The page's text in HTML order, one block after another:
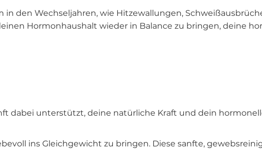
den Wechseljahren, wie Hitzewallungen,
Hormonhaushalt wieder in Balance zu bringen, deine
dabei unterstützt, deine natürliche Kraft und dein
ins Gleichgewicht zu bringen. Diese sanfte,